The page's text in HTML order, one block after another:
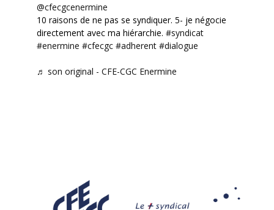
@cfecgcenermine
10 raisons de ne pas se syndiquer. 5- je négocie
directement avec ma hiérarchie. #syndicat
#enermine #cfecgc #adherent #dialogue
♬ son original - CFE-CGC Enermine